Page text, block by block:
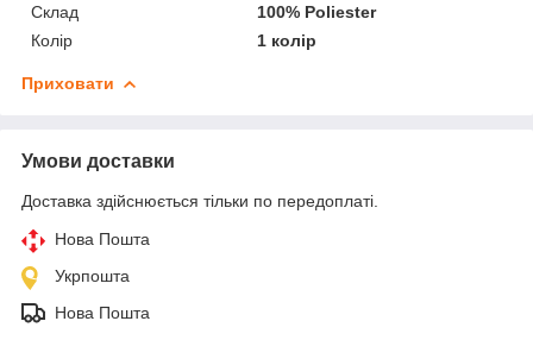
Склад
100% Poliester
Колір
1 колір
Приховати
Умови доставки
Доставка здійснюється тільки по передоплаті.
Нова Пошта
Укрпошта
Нова Пошта